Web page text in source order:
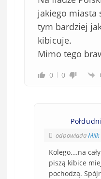
jakiego miasta
tym bardziej
kibicuje.
Mimo tego
0 0
odpowiadaMilk
Kolego….na
piszą kibice
pochodzą.